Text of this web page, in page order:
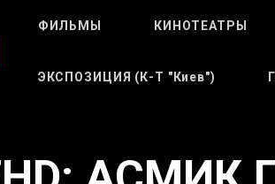
ФИЛЬМЫ КИНОТЕАТРЫ
ЭКСПОЗИЦИЯ (к-Т "Киев")